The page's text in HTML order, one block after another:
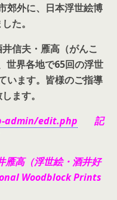
郊外に、日本浮世絵博
た。
信夫・雁高（がんこ
世界各地で65回の浮世
います。皆様のご指導
ます。
admin/edit.php 記
高（浮世絵・酒井好
Woodblock Prints